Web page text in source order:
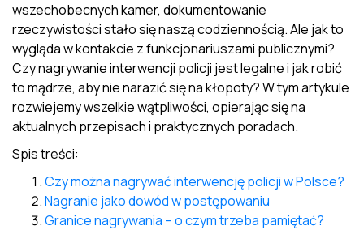
wszechobecnych kamer, dokumentowanie
rzeczywistości stało się naszą codziennością. Ale jak to
wygląda w kontakcie z funkcjonariuszami publicznymi?
Czy nagrywanie interwencji policji jest legalne i jak robić
to mądrze, aby nie narazić się na kłopoty? W tym artykule
rozwiejemy wszelkie wątpliwości, opierając się na
aktualnych przepisach i praktycznych poradach.
Spis treści:
Czy można nagrywać interwencję policji w Polsce?
Nagranie jako dowód w postępowaniu
Granice nagrywania – o czym trzeba pamiętać?